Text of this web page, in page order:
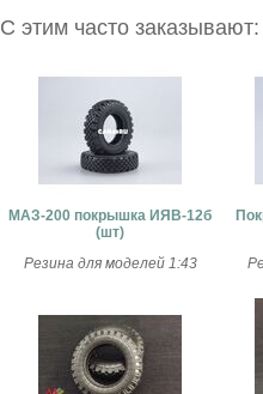
С этим часто заказывают:
МАЗ-200 покрышка ИЯВ-12б
(шт)
Резина для моделей 1:43